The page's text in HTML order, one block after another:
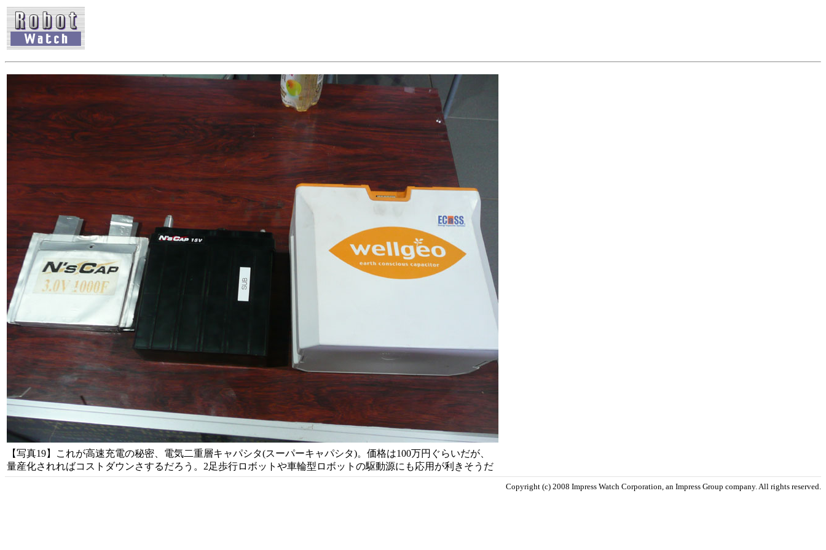
【写真19】これが高速充電の秘密、電気二重層キャパシタ(スーパーキャパシタ)。価格は100万円ぐらいだが、
量産化されればコストダウンさするだろう。2足歩行ロボットや車輪型ロボットの駆動源にも応用が利きそうだ
Copyright (c) 2008 Impress Watch Corporation, an Impress Group company. All rights reserved.